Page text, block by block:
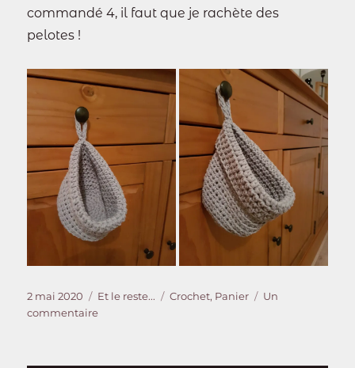
commandé 4, il faut que je rachète des
pelotes !
Publié
le
2 mai 2020 Catégories
Et le reste... Étiquettes
Crochet, Panier
Un
commentairesur